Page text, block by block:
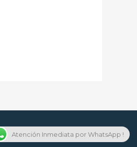
Cerrajero en Guadalajara
Atención Inmediata por WhatsApp !